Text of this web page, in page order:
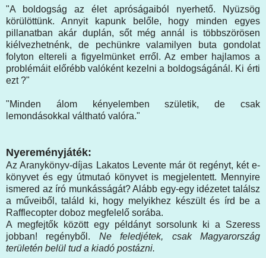
"A boldogság az élet apróságaiból nyerhető. Nyüzsög
körülöttünk. Annyit kapunk belőle, hogy minden egyes
pillanatban akár duplán, sőt még annál is többszörösen
kiélvezhetnénk, de pechünkre valamilyen buta gondolat
folyton eltereli a figyelmünket erről. Az ember hajlamos a
problémáit előrébb valóként kezelni a boldogságánál. Ki érti
ezt ?"
"Minden álom kényelemben születik, de csak
lemondásokkal váltható valóra."
Nyereményjáték:
Az Aranykönyv-díjas Lakatos Levente már öt regényt, két e-
könyvet és egy útmutaó könyvet is megjelentett. Mennyire
ismered az író munkásságát? Alább egy-egy idézetet találsz
a műveiből, találd ki, hogy melyikhez készült és írd be a
Rafflecopter doboz megfelelő sorába.
A megfejtők között egy példányt sorsolunk ki a Szeress
jobban! regényből. Ne feledjétek, csak Magyarország
területén belül tud a kiadó postázni.